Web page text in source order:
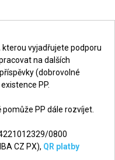
vyjadřujete podporu
na dalších
(dobrovolné
PP.
PP dále rozvíjet.
0800
CZ PX), QR platby